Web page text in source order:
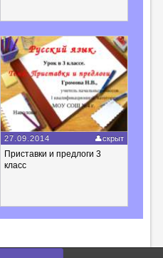
27.09.2014 скрыт
Приставки и предлоги 3
класс